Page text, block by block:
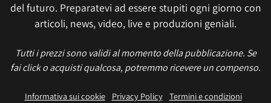
del futuro. Preparatevi ad essere stupiti ogni giorno con
articoli, news, video, live e produzioni geniali.
Tutti i prezzi sono validi al momento della pubblicazione. Se
fai click o acquisti qualcosa, potremmo ricevere un compenso.
Informativa sui cookie Privacy Policy Termini e condizioni